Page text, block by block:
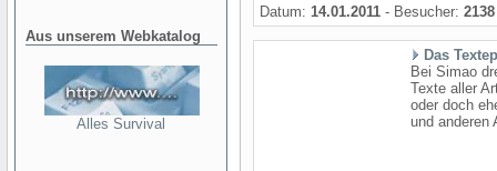
Aus unserem Webkatalog
Alles Survival
Datum: 14.01.2011 - Besucher: 2138
Das
Bei Simao
Texte aller
oder doch
und anderen